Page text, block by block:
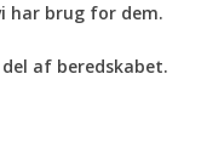
har brug for dem.
af beredskabet.